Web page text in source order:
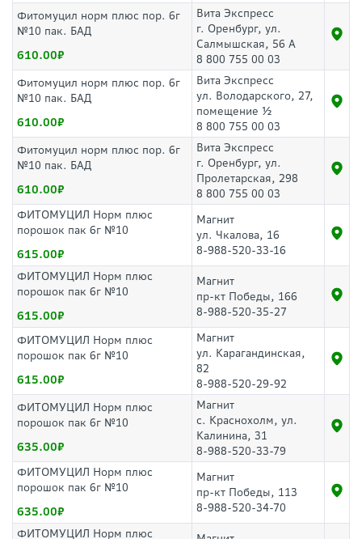
Фитомуцил норм плюс пор. 6г
№10 пак. БАД
610.00
Вита Экспресс
г. Оренбург, ул.
Салмышская, 56 А
8 800 755 00 03
Фитомуцил норм плюс пор. 6г
№10 пак. БАД
610.00
Вита Экспресс
ул. Володарского, 27,
помещение ½
8 800 755 00 03
Фитомуцил норм плюс пор. 6г
№10 пак. БАД
610.00
Вита Экспресс
г. Оренбург, ул.
Пролетарская, 298
8 800 755 00 03
ФИТОМУЦИЛ Норм плюс
порошок пак 6г №10
615.00
Магнит
ул. Чкалова, 16
8-988-520-33-16
ФИТОМУЦИЛ Норм плюс
порошок пак 6г №10
615.00
Магнит
пр-кт Победы, 166
8-988-520-35-27
ФИТОМУЦИЛ Норм плюс
порошок пак 6г №10
615.00
Магнит
ул. Карагандинская,
82
8-988-520-29-92
ФИТОМУЦИЛ Норм плюс
порошок пак 6г №10
635.00
Магнит
с. Краснохолм, ул.
Калинина, 31
8-988-520-33-79
ФИТОМУЦИЛ Норм плюс
порошок пак 6г №10
635.00
Магнит
пр-кт Победы, 113
8-988-520-34-70
ФИТОМУЦИЛ Норм плюс